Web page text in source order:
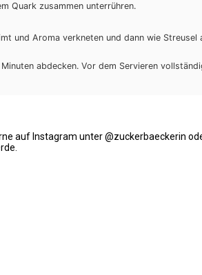
Quark zusammen unterrühren.
und Aroma verkneten und dann wie Streusel
abdecken. Vor dem Servieren
auf Instagram unter @zuckerbaeckerin